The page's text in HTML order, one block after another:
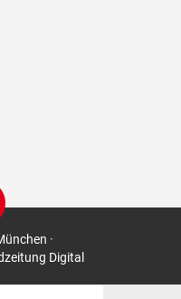
·
Digital